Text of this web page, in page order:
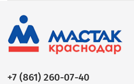
+7 (861) 260-07-40